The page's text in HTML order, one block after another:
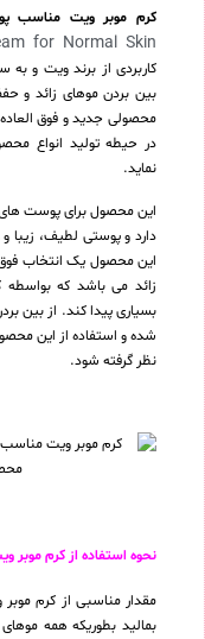
کرم موبر ویت مناسب
for Normal Skin
کاربردی از برند ویت و
بین بردن موهای زائد و
محصولی جدید و فوق
در حیطه تولید انواع
نماید.
این محصول برای پوست های
دارد و پوستی لطیف، زیبا و
این محصول یک انتخاب فوق
زائد می باشد که بواسطه
بسیاری پیدا کند. از بین
شده و استفاده از این
نظر گرفته شود.
نحوه استفاده از کرم موبر ویت
مقدار مناسبی از کرم
بمالید بطوریکه همه